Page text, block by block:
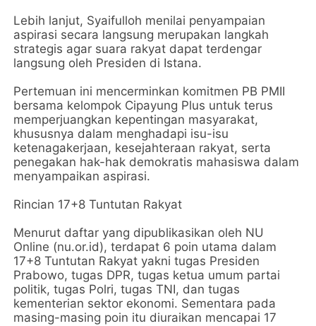
Lebih lanjut, Syaifulloh menilai penyampaian
aspirasi secara langsung merupakan langkah
strategis agar suara rakyat dapat terdengar
langsung oleh Presiden di Istana.
Pertemuan ini mencerminkan komitmen PB PMII
bersama kelompok Cipayung Plus untuk terus
memperjuangkan kepentingan masyarakat,
khususnya dalam menghadapi isu-isu
ketenagakerjaan, kesejahteraan rakyat, serta
penegakan hak-hak demokratis mahasiswa dalam
menyampaikan aspirasi.
Rincian 17+8 Tuntutan Rakyat
Menurut daftar yang dipublikasikan oleh NU
Online (nu.or.id), terdapat 6 poin utama dalam
17+8 Tuntutan Rakyat yakni tugas Presiden
Prabowo, tugas DPR, tugas ketua umum partai
politik, tugas Polri, tugas TNI, dan tugas
kementerian sektor ekonomi. Sementara pada
masing-masing poin itu diuraikan mencapai 17